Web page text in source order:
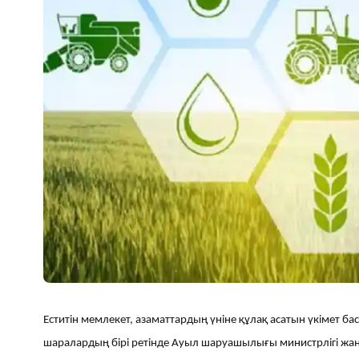
Еститін мемлекет, азаматтардың үніне құлақ асатын үкімет
шаралардың бірі ретінде Ауыл шаруашылығы министрлігі